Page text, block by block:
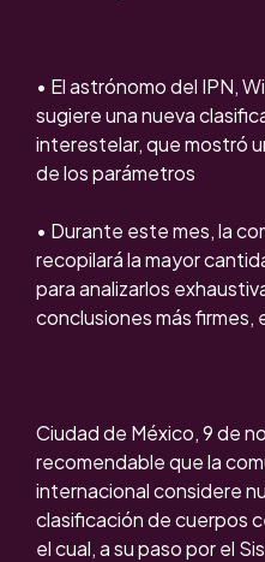
• El astrónomo del IPN,
sugiere una nueva
interestelar, que mostró
de los parámetros
• Durante este mes, la
recopilará la mayor
para analizarlos
conclusiones más firmes,
Ciudad de México, 9 de
recomendable que la
internacional considere
clasificación de cuerpos
el cual, a su paso por el